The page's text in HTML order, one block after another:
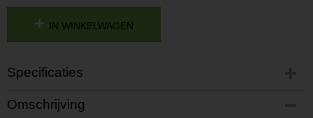
IN WINKELWAGEN
Specificaties
Productcode
P201611291952
Omschrijving